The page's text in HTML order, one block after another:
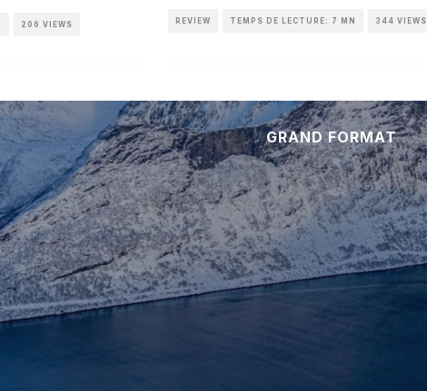
206 VIEWS REVIEW TEMPS DE LECTURE: 7 MN 344 VIEWS
GRAND FORMAT